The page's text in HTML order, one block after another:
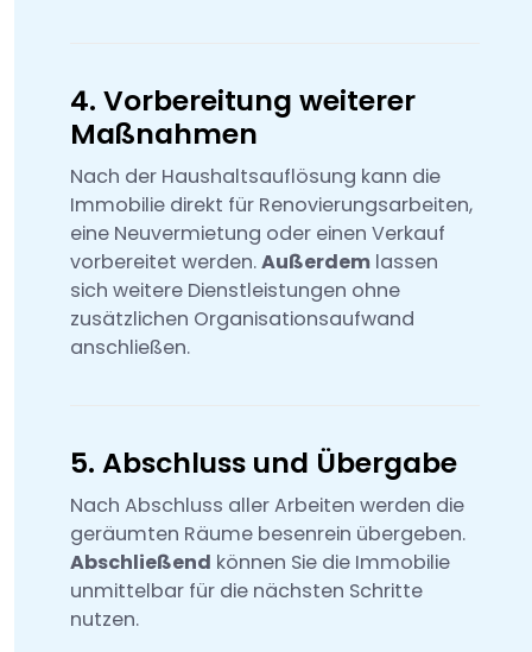
4. Vorbereitung weiterer
Maßnahmen
Nach der Haushaltsauflösung kann die
Immobilie direkt für Renovierungsarbeiten,
eine Neuvermietung oder einen Verkauf
vorbereitet werden.Außerdem lassen
sich weitere Dienstleistungen ohne
zusätzlichen Organisationsaufwand
anschließen.
5. Abschluss und Übergabe
Nach Abschluss aller Arbeiten werden die
geräumten Räume besenrein übergeben.
Abschließend können Sie die Immobilie
unmittelbar für die nächsten Schritte
nutzen.